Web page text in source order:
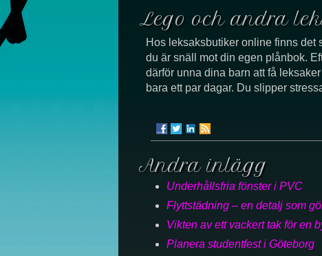
Lego och andra
Hos leksaksbutiker online finns det
du är snäll mot din egen plånbok.
därför unna dina barn att få
bara ett par dagar. Du slipper
Andra inlägg
Underhållsfria fönster i PVC
Flyttstädning – en detalj som
Vikten av ett vackert tak för en
Planera studentfest i Göteborg